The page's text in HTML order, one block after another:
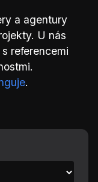
a agentury
U nás
referencemi
.